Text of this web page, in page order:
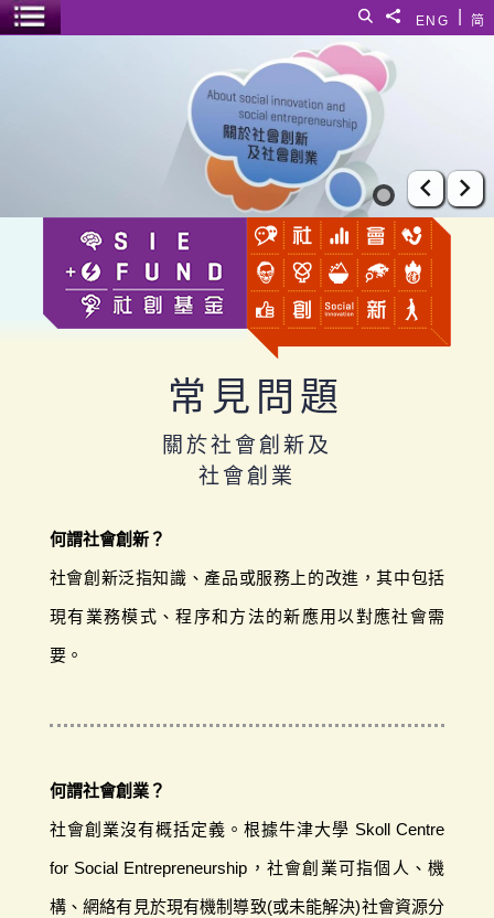
简
ENG
分享給
搜尋
選單開關
上一張
下
常見問題
關於社會創新及
社會創業
何謂社會創新？
社會創新泛指知識、產品或服務上的改進，其中包括
現有業務模式、程序和方法的新應用以對應社會需
要。
何謂社會創業？
社會創業沒有概括定義。根據牛津大學 Skoll Centre
for Social Entrepreneurship，社會創業可指個人、機
構、網絡有見於現有機制導致(或未能解決)社會資源分